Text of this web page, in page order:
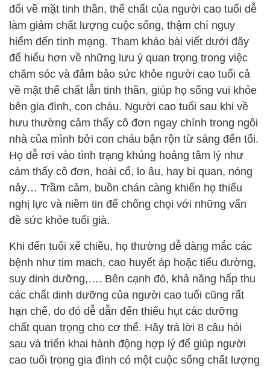
đổi về mặt tinh thần, thể chất của người cao tuổi dễ
làm giảm chất lượng cuộc sống, thậm chí nguy
hiểm đến tính mạng. Tham khảo bài viết dưới đây
để hiểu hơn về những lưu ý quan trọng trong việc
chăm sóc và đảm bảo sức khỏe người cao tuổi cả
về mặt thể chất lẫn tinh thần, giúp họ sống vui khỏe
bên gia đình, con cháu. Người cao tuổi sau khi về
hưu thường cảm thấy cô đơn ngay chính trong ngôi
nhà của mình bởi con cháu bận rộn từ sáng đến tối.
Họ dễ rơi vào tình trạng khủng hoảng tâm lý như
cảm thấy cô đơn, hoài cổ, lo âu, hay bi quan, nóng
nảy… Trầm cảm, buồn chán càng khiến họ thiếu
nghị lực và niềm tin để chống chọi với những vấn
đề sức khỏe tuổi già.
Khi đến tuổi xế chiều, họ thường dễ dàng mắc các
bệnh như tim mach, cao huyết áp hoặc tiểu đường,
suy dinh dưỡng,…. Bên cạnh đó, khả năng hấp thu
các chất dinh dưỡng của người cao tuổi cũng rất
hạn chế, do đó dễ dẫn đến thiếu hụt các dưỡng
chất quan trọng cho cơ thể. Hãy trả lời 8 câu hỏi
sau và triển khai hành động hợp lý để giúp người
cao tuổi trong gia đình có một cuộc sống chất lượng